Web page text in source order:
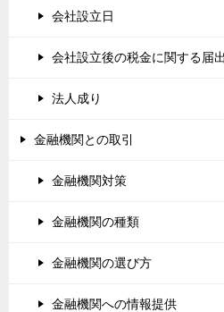
会社設立日
会社設立後の税金に関する届
法人成り
金融機関との取引
金融機関対策
金融機関の種類
金融機関の選び方
金融機関への情報提供